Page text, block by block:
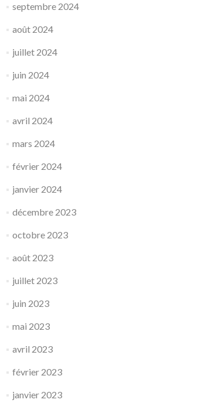
septembre 2024
août 2024
juillet 2024
juin 2024
mai 2024
avril 2024
mars 2024
février 2024
janvier 2024
décembre 2023
octobre 2023
août 2023
juillet 2023
juin 2023
mai 2023
avril 2023
février 2023
janvier 2023